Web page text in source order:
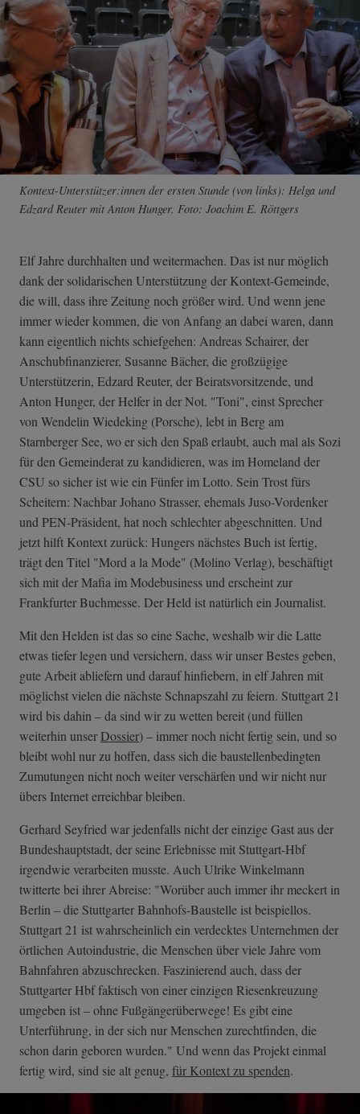
Kontext-Unterstützer:innen der ersten Stunde (von links): Helga und
Edzard Reuter mit Anton Hunger. Foto: Joachim E. Röttgers
Elf Jahre durchhalten und weitermachen. Das ist nur möglich
dank der solidarischen Unterstützung der Kontext-Gemeinde,
die will, dass ihre Zeitung noch größer wird. Und wenn jene
immer wieder kommen, die von Anfang an dabei waren, dann
kann eigentlich nichts schiefgehen: Andreas Schairer, der
Anschubfinanzierer, Susanne Bächer, die großzügige
Unterstützerin, Edzard Reuter, der Beiratsvorsitzende, und
Anton Hunger, der Helfer in der Not. "Toni", einst Sprecher
von Wendelin Wiedeking (Porsche), lebt in Berg am
Starnberger See, wo er sich den Spaß erlaubt, auch mal als Sozi
für den Gemeinderat zu kandidieren, was im Homeland der
CSU so sicher ist wie ein Fünfer im Lotto. Sein Trost fürs
Scheitern: Nachbar Johano Strasser, ehemals Juso-Vordenker
und PEN-Präsident, hat noch schlechter abgeschnitten. Und
jetzt hilft Kontext zurück: Hungers nächstes Buch ist fertig,
trägt den Titel "Mord a la Mode" (Molino Verlag), beschäftigt
sich mit der Mafia im Modebusiness und erscheint zur
Frankfurter Buchmesse. Der Held ist natürlich ein Journalist.
Mit den Helden ist das so eine Sache, weshalb wir die Latte
etwas tiefer legen und versichern, dass wir unser Bestes geben,
gute Arbeit abliefern und darauf hinfiebern, in elf Jahren mit
möglichst vielen die nächste Schnapszahl zu feiern. Stuttgart 21
wird bis dahin – da sind wir zu wetten bereit (und füllen
weiterhin unserDossier) – immer noch nicht fertig sein, und so
bleibt wohl nur zu hoffen, dass sich die baustellenbedingten
Zumutungen nicht noch weiter verschärfen und wir nicht nur
übers Internet erreichbar bleiben.
Gerhard Seyfried war jedenfalls nicht der einzige Gast aus der
Bundeshauptstadt, der seine Erlebnisse mit Stuttgart-Hbf
irgendwie verarbeiten musste. Auch Ulrike Winkelmann
twitterte bei ihrer Abreise: "Worüber auch immer ihr meckert in
Berlin – die Stuttgarter Bahnhofs-Baustelle ist beispiellos.
Stuttgart 21 ist wahrscheinlich ein verdecktes Unternehmen der
örtlichen Autoindustrie, die Menschen über viele Jahre vom
Bahnfahren abzuschrecken. Faszinierend auch, dass der
Stuttgarter Hbf faktisch von einer einzigen Riesenkreuzung
umgeben ist – ohne Fußgängerüberwege! Es gibt eine
Unterführung, in der sich nur Menschen zurechtfinden, die
schon darin geboren wurden." Und wenn das Projekt einmal
fertig wird, sind sie alt genug, für Kontext zu spenden.